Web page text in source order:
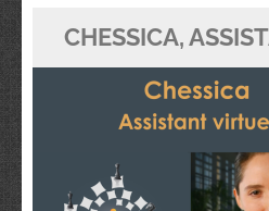
CHESSICA,